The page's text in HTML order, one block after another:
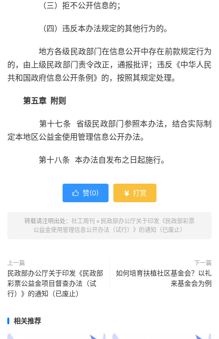
（三）拒不公开信息的；
（四）违反本办法规定的其他行为的。
地方各级民政部门在信息公开中存在前款规定行为
的，由上级民政部门责令改正，通报批评；违反《中华人民
共和国政府信息公开条例》的，按照其规定处理。
第五章 附则
第十七条 省级民政部门参照本办法，结合实际制
定本地区公益金使用管理信息公开办法。
第十八条 本办法自发布之日起施行。
 赞(0)  打赏
转载请注明出处： 社工周刊 » 民政部办公厅关于印发《民政部彩票
公益金使用管理信息公开办法（试行）》的通知（已废止）
上一篇
民政部办公厅关于印发《民政部
彩票公益金项目督查办法（试
行）》的通知（已废止）
下一篇
如何培育扶植社区基金会？以礼
来基金会为例
相关推荐